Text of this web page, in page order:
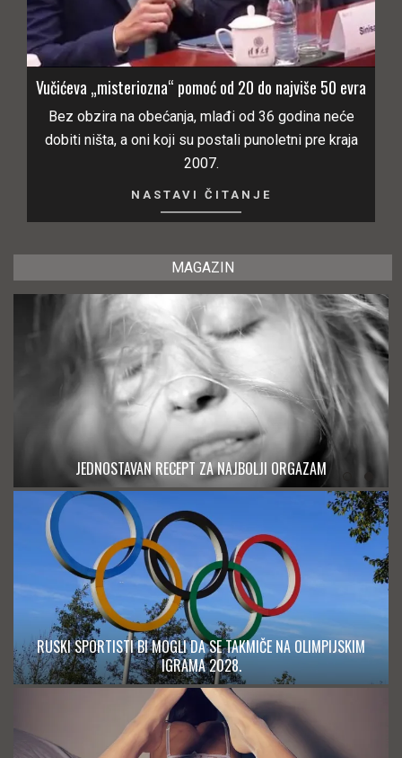
Vučićeva „misteriozna“ pomoć od 20 do najviše 50 evra
Bez obzira na obećanja, mlađi od 36 godina neće
dobiti ništa, a oni koji su postali punoletni pre kraja
2007.
NASTAVI ČITANJE
MAGAZIN
JEDNOSTAVAN RECEPT ZA NAJBOLJI ORGAZAM
RUSKI SPORTISTI BI MOGLI DA SE TAKMIČE NA OLIMPIJSKIM
IGRAMA 2028.